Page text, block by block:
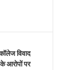
विवाद
आरोपों पर